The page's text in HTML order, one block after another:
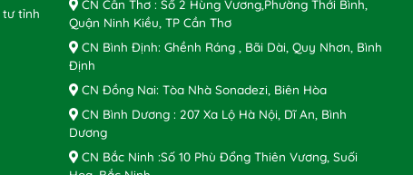
tư tỉnh
CN Cần Thơ : Số 2 Hùng Vương,Phường Thới Bình,
Quận Ninh Kiều, TP Cần Thơ
CN Bình Định: Ghềnh Ráng , Bãi Dài, Quy Nhơn, Bình
Định
CN Đồng Nai: Tòa Nhà Sonadezi, Biên Hòa
CN Bình Dương : 207 Xa Lộ Hà Nội, Dĩ An, Bình
Dương
CN Bắc Ninh :Số 10 Phù Đổng Thiên Vương, Suối